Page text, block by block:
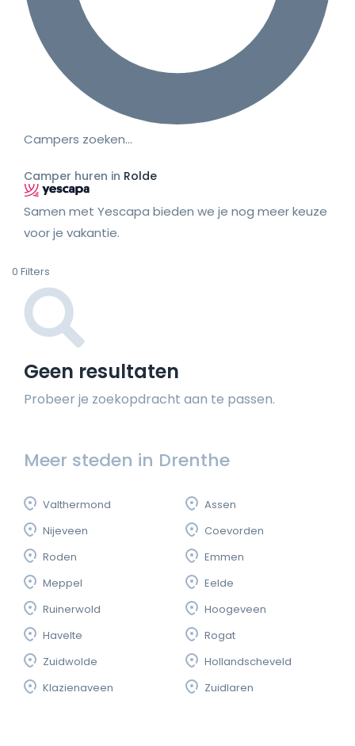
Campers zoeken…
Camper huren in Rolde
Samen met Yescapa bieden we je nog meer keuze
voor je vakantie.
0 Filters
Geen resultaten
Probeer je zoekopdracht aan te passen.
Meer steden in Drenthe
Valthermond
Nijeveen
Roden
Meppel
Ruinerwold
Havelte
Zuidwolde
Klazienaveen
Assen
Coevorden
Emmen
Eelde
Hoogeveen
Rogat
Hollandscheveld
Zuidlaren